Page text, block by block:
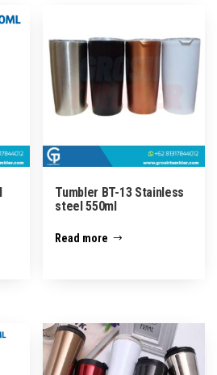
Tumbler BT-13 Stainless
steel 550ml
Read more